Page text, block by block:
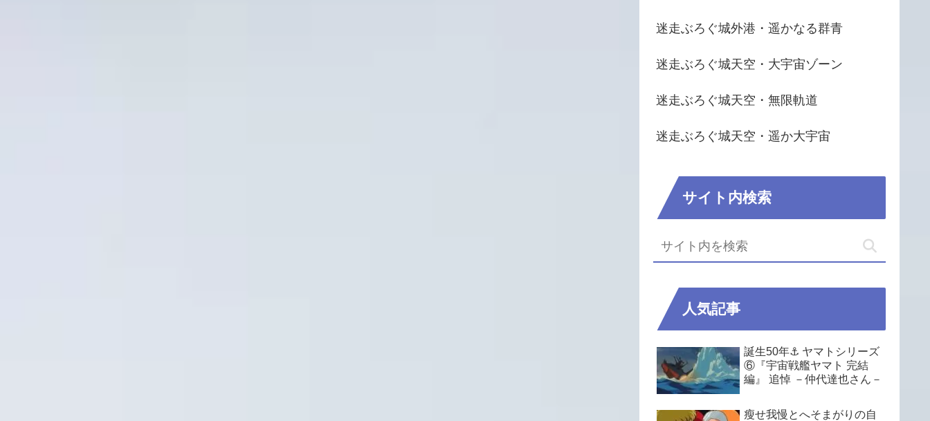
迷走ぶろぐ城外港・遥かなる群青
迷走ぶろぐ城天空・大宇宙ゾーン
迷走ぶろぐ城天空・無限軌道
迷走ぶろぐ城天空・遥か大宇宙
サイト内検索
人気記事
誕生50年⚓ ヤマトシリーズ
⑥『宇宙戦艦ヤマト 完結
編』 追悼 －仲代達也さん－
瘦せ我慢とへそまがりの自